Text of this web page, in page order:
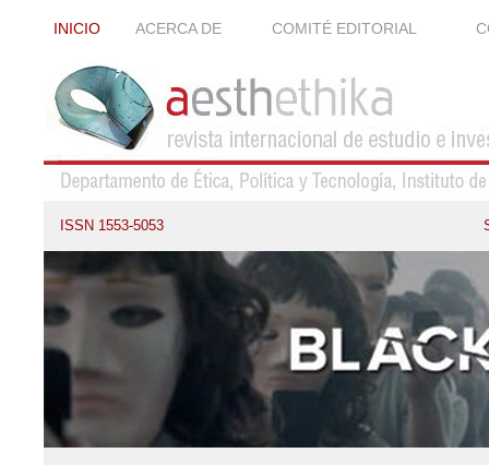
INICIO ACERCA DE COMITÉ EDITORIAL
ISSN 1553-5053